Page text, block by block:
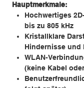
Hauptmerkmale:
Hochwertiges
bis zu 805 kHz
Kristallklare
Hindernisse und
WLAN-
(keine Kabel